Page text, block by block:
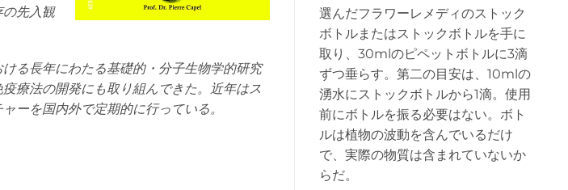
先入観
る長年にわたる基礎的・分子生物学的研究
療法の開発にも取り組んできた。近年はス
ーを国内外で定期的に行っている。
選んだフラワーレメディのストック
ボトルまたはストックボトルを手に
取り、30mlのピペットボトルに3滴
ずつ垂らす。第二の目安は、10mlの
湧水にストックボトルから1滴。使用
前にボトルを振る必要はない。ボト
ルは植物の波動を含んでいるだけ
で、実際の物質は含まれていないか
らだ。